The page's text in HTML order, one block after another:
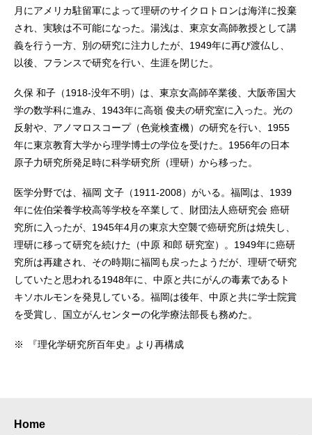
月にアメリカ駐留軍によって理研のサイクロトロンは海洋に投棄
され、実験は不可能になった。湯浅は、東京女高師教授として講
義を行う一方、別の研究に注力したが、1949年に再び渡仏し、
以後、フランスで研究を行い、生涯を閉じた。
久保 和子（1918-没年不明）は、東京女高師卒業後、大阪帝国大
学の数学科に進み、1943年に高嶺 俊夫の研究室に入った。光の
反射や、アノマロスコープ（色覚検査機）の研究を行い、1955
年に東京教育大学から理学博士の学位を受けた。1956年の日本
原子力研究所発足時に科学研究所（理研）から移った。
医学分野では、福岡 文子（1911-2008）がいる。福岡は、1939
年に佐伯栄養学校高等学校を卒業して、財団法人癌研究会 癌研
究所に入ったが、1945年4月の東京大空襲で癌研究所は焼失し、
理研に移って研究を続けた（中原 和郎 研究室）。1949年に癌研
究所は再建され、その時期に福岡も戻ったようだが、理研で研究
していたと思われる1948年に、中原と共にがんの毒素であるト
キソホルモンを発見している。福岡は後年、中原と共に学士院賞
を受賞し、国立がんセンターの化学療法部長も務めた。
※ 『理化学研究所百年史』より再構成
Home